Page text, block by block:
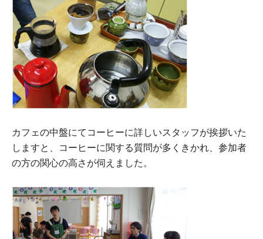
カフェの中盤にてコーヒーに詳しいスタッフが挨拶いた
しますと、コーヒーに関する質問が多くきかれ、参加者
の方の関心の高さが伺えました。